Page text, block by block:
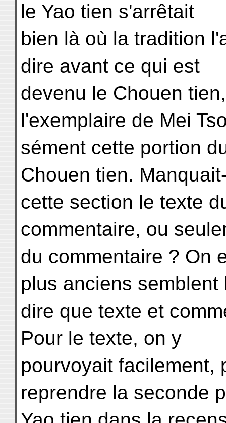
le Yao tien s'arrêtait
bien là où la tradition
dire avant ce qui est
devenu le Chouen
l'exemplaire de Mei
sément cette portion
Chouen tien.
cette section le texte
commentaire, ou
du commentaire ? On
plus anciens semblent
dire que texte et
Pour le texte, on y
pourvoyait facilement,
reprendre la seconde